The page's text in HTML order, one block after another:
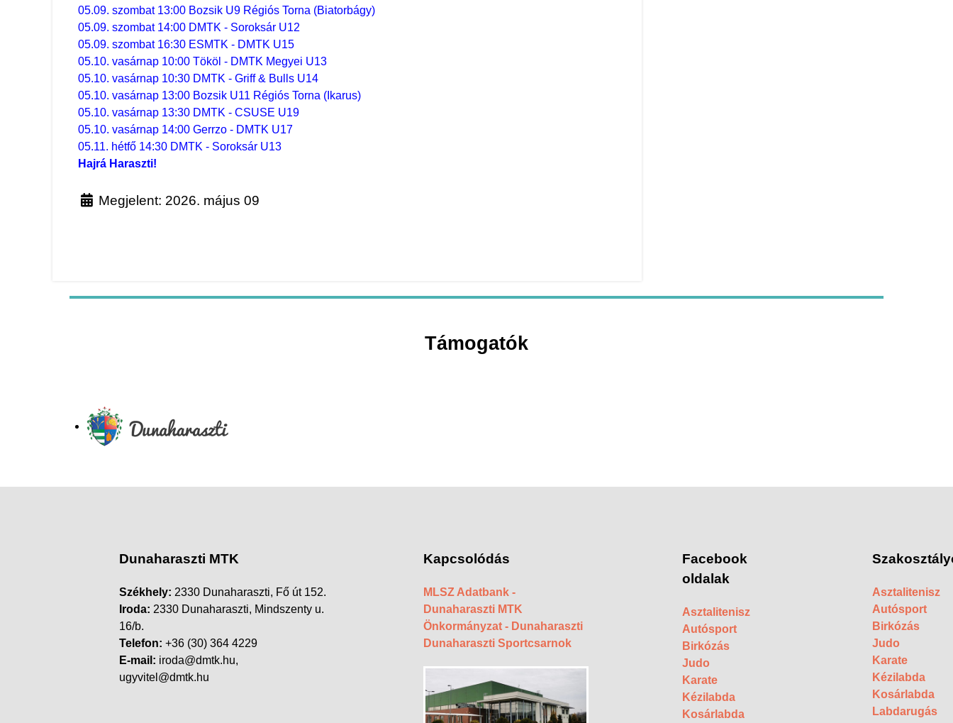
05.09. szombat 13:00 Bozsik U9 Régiós Torna (Biatorbágy)
05.09. szombat 14:00 DMTK - Soroksár U12
05.09. szombat 16:30 ESMTK - DMTK U15
05.10. vasárnap 10:00 Tököl - DMTK Megyei U13
05.10. vasárnap 10:30 DMTK - Griff & Bulls U14
05.10. vasárnap 13:00 Bozsik U11 Régiós Torna (Ikarus)
05.10. vasárnap 13:30 DMTK - CSUSE U19
05.10. vasárnap 14:00 Gerrzo - DMTK U17
05.11. hétfő 14:30 DMTK - Soroksár U13
Hajrá Haraszti!
Megjelent: 2026. május 09
Támogatók
Dunaharaszti MTK
Székhely: 2330 Dunaharaszti, Fő út 152.
Iroda: 2330 Dunaharaszti, Mindszenty u.
16/b.
Telefon: +36 (30) 364 4229
E-mail: iroda@dmtk.hu,
ugyvitel@dmtk.hu
Kapcsolódás
MLSZ Adatbank -
Dunaharaszti MTK
Önkormányzat - Dunaharaszti
Dunaharaszti Sportcsarnok
Facebook
oldalak
Asztalitenisz
Autósport
Birkózás
Judo
Karate
Kézilabda
Kosárlabda
Asztalitenisz
Autósport
Birkózás
Judo
Karate
Kézilabda
Kosárlabda
Labdarugás